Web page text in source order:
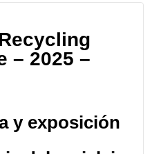
– 2025 –
y exposición